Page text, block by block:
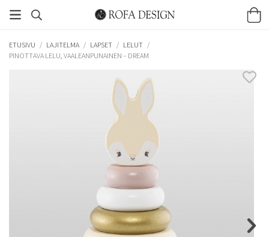
ETUSIVU / LAJITELMA / LAPSET / LELUT /
PINOTTAVA LELU, VAALEANPUNAINEN – DREAM